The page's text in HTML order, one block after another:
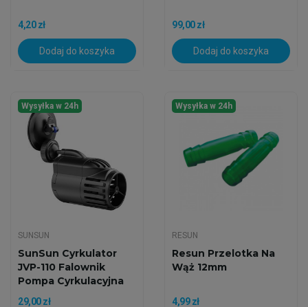
4,20 zł
Dodaj do koszyka
99,00 zł
Dodaj do koszyka
Wysyłka w 24h
SUNSUN
SunSun Cyrkulator
JVP-110 Falownik
Pompa Cyrkulacyjna
Do...
29,00 zł
Wysyłka w 24h
RESUN
Resun Przelotka Na
Wąż 12mm
4,99 zł